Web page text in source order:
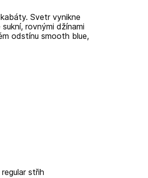
Svetr vynikne
rovnými džínami
odstínu smooth blue,
střih